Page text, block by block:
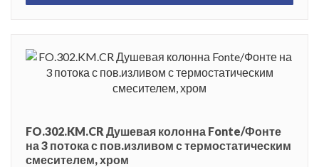
FO.302.KM.CR Душевая колонна Fonte/Фонте
на 3 потока с пов.изливом с термостатическим
смесителем, хром